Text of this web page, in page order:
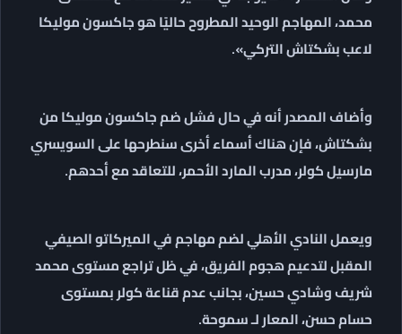
محمد، المهاجم الوحيد المطروح حاليًا هو جاكسون موليكا
لاعب بشكتاش التركي».
وأضاف المصدر أنه في حال فشل ضم جاكسون موليكا من
بشكتاش، فإن هناك أسماء أخرى سنطرحها على السويسري
مارسيل كولر، مدرب المارد الأحمر، للتعاقد مع أحدهم.
ويعمل النادي الأهلي لضم مهاجم في الميركاتو الصيفي
المقبل لتدعيم هجوم الفريق، في ظل تراجع مستوى محمد
شريف وشادي حسين، بجانب عدم قناعة كولر بمستوى
حسام حسن، المعار لـ سموحة.